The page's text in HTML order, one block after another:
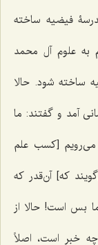
فیضیه ساخته
به علوم آل محمد
ساخته شود. حالا
آمد و گفتند: ما
می‌رویم [کسب علم
که] آن‌قدر که
بس است! حالا از
خبر است، اصلاً